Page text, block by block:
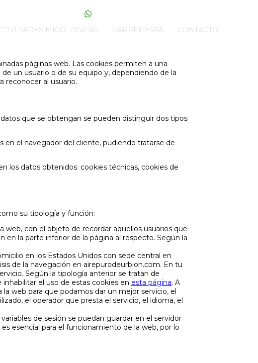
MICOLÓGICAS CARPINTERÍA CONTACTO
páginas web. Las cookies permiten a una
un usuario o de su equipo y, dependiendo de la
reconocer al usuario.
que se obtengan se pueden distinguir dos tipos
el navegador del cliente, pudiendo tratarse de
los datos obtenidos: cookies técnicas, cookies de
su tipología y función:
web, con el objeto de recordar aquellos usuarios que
la parte inferior de la página al respecto. Según la
en los Estados Unidos con sede central en
de la navegación en airepurodeurbion.com. En tu
Según la tipología anterior se tratan de
el uso de estas cookies en esta página. A
web para que podamos dar un mejor servicio, el
el operador que presta el servicio, el idioma, el
de sesión se puedan guardar en el servidor
esencial para el funcionamiento de la web, por lo